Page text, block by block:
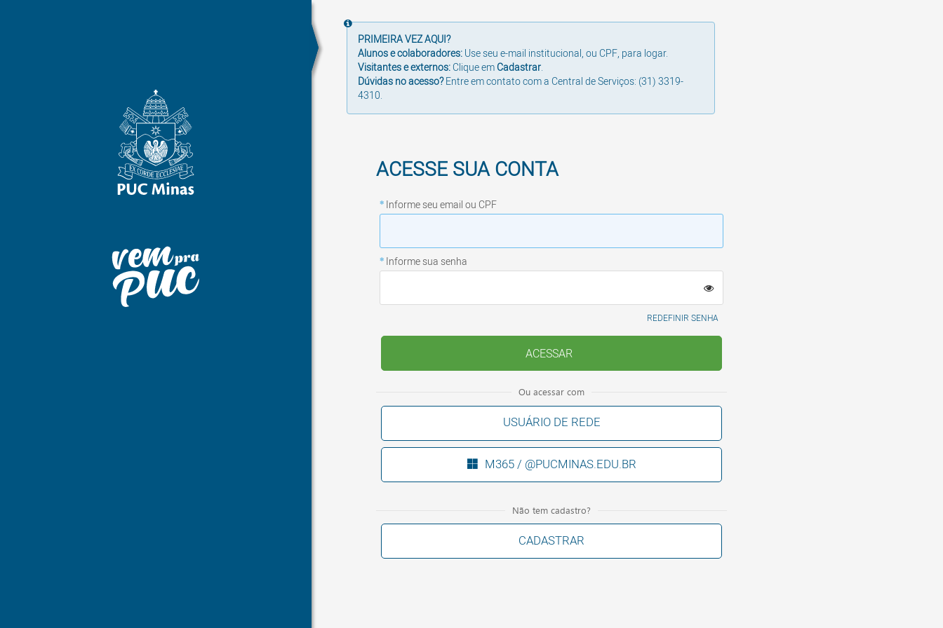
PRIMEIRA VEZ AQUI?
Alunos e colaboradores:Use seu e-mail institucional, ou CPF, para logar.
Visitantes e externos:Clique emCadastrar.
Dúvidas no acesso?Entre em contato com a Central de Serviços: (31) 3319-
4310.
Informe seu email ou CPF
Informe sua senha
REDEFINIR SENHA
Ou acessar com
USUÁRIO DE REDE
M365 / @PUCMINAS.EDU.BR
Não tem cadastro?
CADASTRAR